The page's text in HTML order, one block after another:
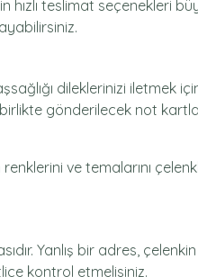
teslimat seçenekleri
dileklerinizi iletmek
gönderilecek not
ve temalarını
Yanlış bir adres,
kontrol etmelisiniz.